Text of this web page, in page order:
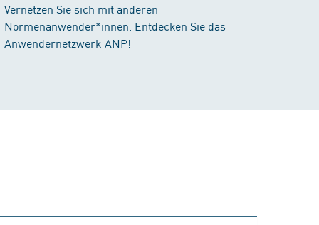
Vernetzen Sie sich mit anderen
Normenanwender*innen. Entdecken Sie das
Anwendernetzwerk ANP!